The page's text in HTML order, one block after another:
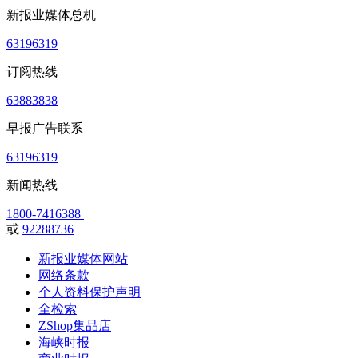
新报业媒体总机
63196319
订阅热线
63883838
早报广告联系
63196319
新闻热线
1800-7416388
或 92288736
新报业媒体网站
网络条款
个人资料保护声明
全检索
ZShop集品店
海峡时报